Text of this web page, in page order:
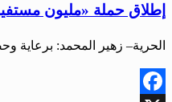
إطلاق حملة «مليون
الحرية– زهير المحمد: برعاية